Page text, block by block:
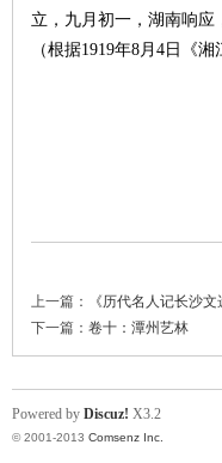
立，九月初一，湖南响
（根据1919年8月4日《
上一篇：
《历代名人记长沙
下一篇： 卷十：潭州艺林
Powered by Discuz! X3.2
© 2001-2013 Comsenz Inc.